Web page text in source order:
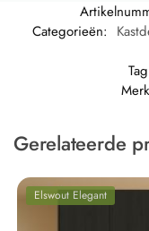
Categorieën:
Gerelateerde
Elswout Elegant